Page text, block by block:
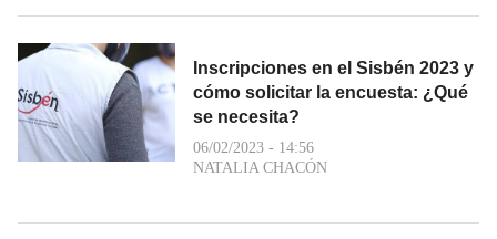
Inscripciones en el Sisbén 2023 y
cómo solicitar la encuesta: ¿Qué
se necesita?
06/02/2023 - 14:56
NATALIA CHACÓN